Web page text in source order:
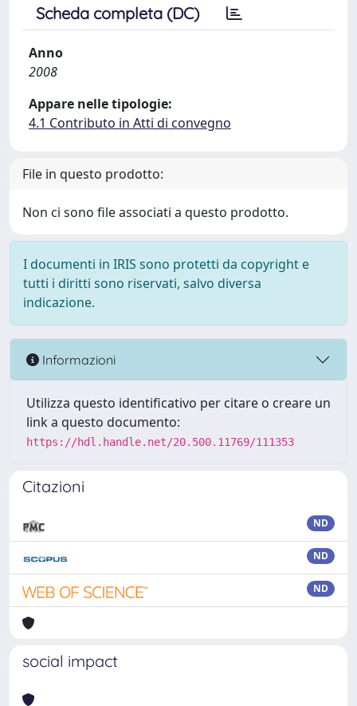
Scheda completa (DC)
Anno
2008
Appare nelle tipologie:
4.1 Contributo in Atti di convegno
File in questo prodotto:
Non ci sono file associati a questo prodotto.
I documenti in IRIS sono protetti da copyright e
tutti i diritti sono riservati, salvo diversa
indicazione.
Informazioni
Utilizza questo identificativo per citare o creare un
link a questo documento:
https://hdl.handle.net/20.500.11769/111353
Citazioni
ND
ND
ND
social impact